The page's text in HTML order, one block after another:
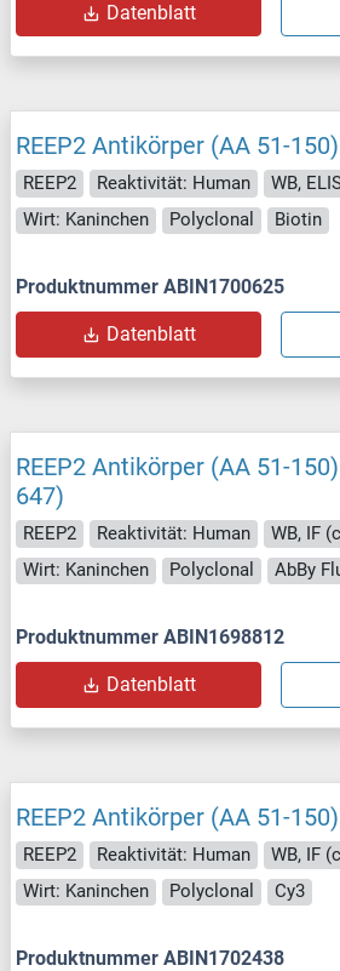
Datenblatt
REEP2 Antikörper (AA 51-
REEP2 Reaktivität: Human
WB,
Wirt: Kaninchen
Polyclonal Biotin
Produktnummer ABIN1700625
Datenblatt
REEP2 Antikörper (AA 51-
647)
REEP2 Reaktivität: Human
WB, IF
Wirt: Kaninchen
Polyclonal AbBy
Produktnummer ABIN1698812
Datenblatt
REEP2 Antikörper (AA 51-
REEP2 Reaktivität: Human
WB, IF
Wirt: Kaninchen
Polyclonal Cy3
Produktnummer ABIN1702438